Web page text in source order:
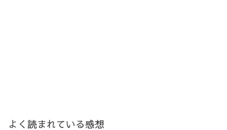
よく読まれている感想